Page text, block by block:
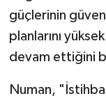
güçlerinin
planlarını
devam ettiğini
Numan,